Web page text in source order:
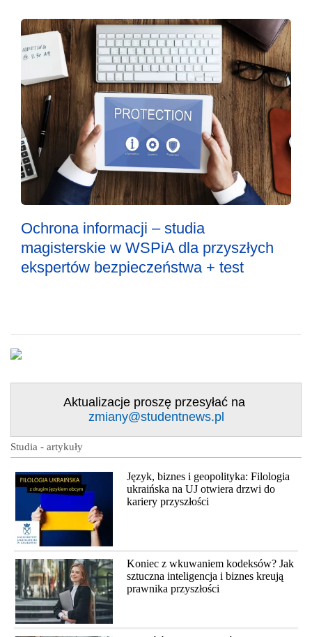
Ochrona informacji – studia
magisterskie w WSPiA dla przyszłych
ekspertów bezpieczeństwa + test
Aktualizacje proszę przesyłać na
zmiany@studentnews.pl
Studia - artykuły
Język, biznes i geopolityka: Filologia
ukraińska na UJ otwiera drzwi do
kariery przyszłości
Koniec z wkuwaniem kodeksów? Jak
sztuczna inteligencja i biznes kreują
prawnika przyszłości